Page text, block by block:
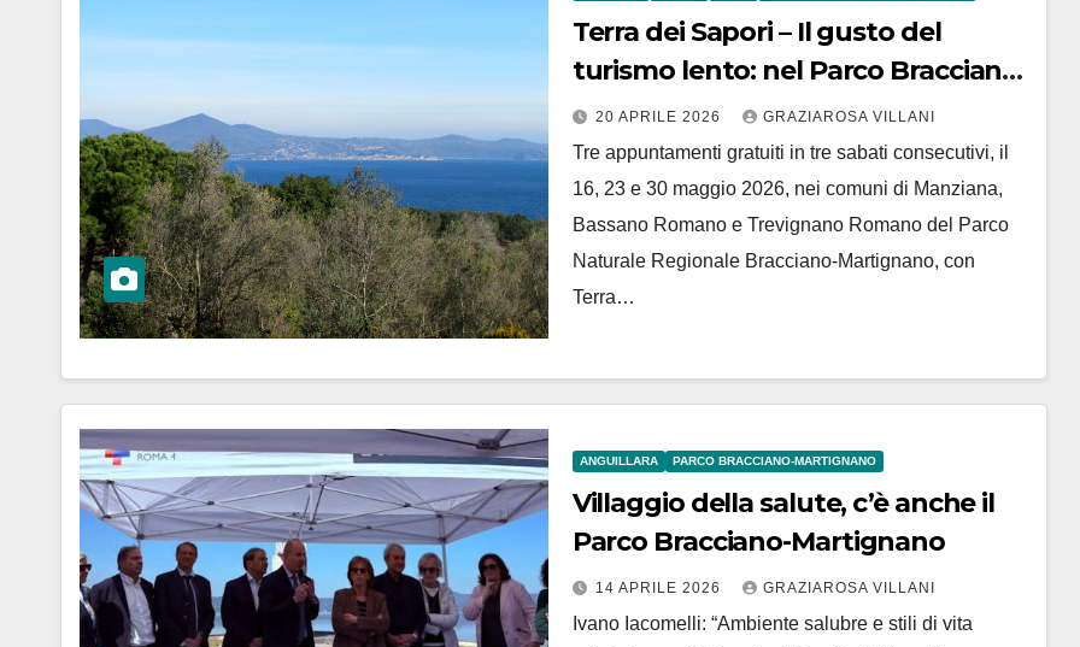
Terra dei Sapori – Il gusto del
turismo lento: nel Parco Bracciano-
Martignano, tre appuntamenti
gratuiti tra gusto, territorio e
scoperta
20 APRILE 2026 GRAZIAROSA VILLANI
Tre appuntamenti gratuiti in tre sabati consecutivi, il
16, 23 e 30 maggio 2026, nei comuni di Manziana,
Bassano Romano e Trevignano Romano del Parco
Naturale Regionale Bracciano-Martignano, con
Terra…
ANGUILLARA PARCO BRACCIANO-MARTIGNANO
Villaggio della salute, c’è anche il
Parco Bracciano-Martignano
14 APRILE 2026 GRAZIAROSA VILLANI
Ivano Iacomelli: “Ambiente salubre e stili di vita